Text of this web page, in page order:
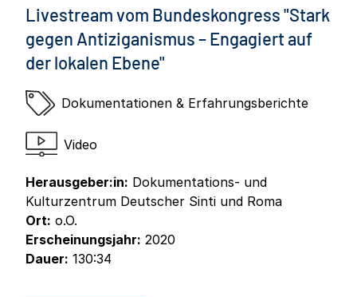
Livestream vom Bundeskongress "Stark
gegen Antiziganismus – Engagiert auf
der lokalen Ebene"
Dokumentationen & Erfahrungsberichte
Video
Herausgeber:in: Dokumentations- und
Kulturzentrum Deutscher Sinti und Roma
Ort: o.O.
Erscheinungsjahr: 2020
Dauer: 130:34